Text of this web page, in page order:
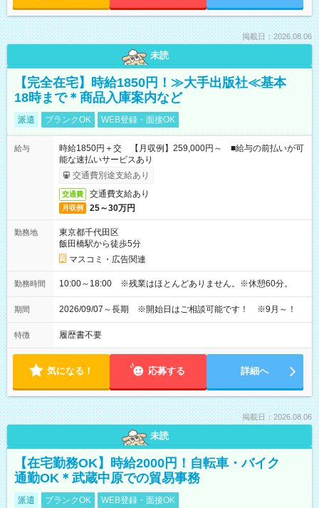
掲載日：2026.08.06
未読
【完全在宅】時給1850円！≫大手出版社≪基本
18時まで＊商品入庫案内など
派遣 ブランクOK WEB登録・面接OK
給与
時給1850円＋交 【月収例】259,000円～ ■給与の前払いが可
能な速払いサービスあり
交通費別途支給あり
交通費 交通費支給あり
月収例 25～30万円
勤務地
東京都千代田区
飯田橋駅から徒歩5分
マスコミ・広告関連
勤務時間 10:00～18:00 ※残業はほとんどありません。※休憩60分。
期間 2026/09/07～長期 ※開始日はご相談可能です！ ※9月～！
特徴 履歴書不要
気になる！ 応募する 詳細へ
掲載日：2026.08.06
未読
【在宅勤務OK】時給2000円！自転車・バイク
通勤OK＊武蔵中原での貿易事務
派遣 ブランクOK WEB登録・面接OK